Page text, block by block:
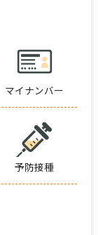
マイナンバー
予防接種